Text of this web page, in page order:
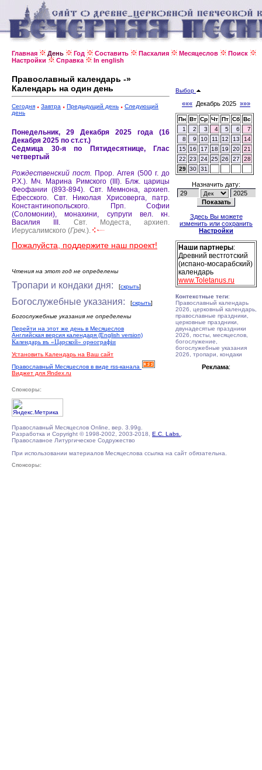
Главная День Год Составить Пасхалия Месяцеслов
Поиск
Настройки
Справка In english
Православный календарь -»
Календарь на один день
Сегодня Завтра Предыдущий день
Следующий
день
Понедельник, 29 Декабря 2025 года (16
Декабря 2025 по ст.ст.)
Седмица 30-я по Пятидесятнице, Глас
четвертый
Рождественский пост. Прор. Аггея (500 г. до
Р.Х.). Мч. Марина Римского (III). Блж. царицы
Феофании (893-894). Свт. Мемнона, архиеп.
Ефесского. Свт. Николая Хрисоверга, патр.
Константинопольского.
Прп. Софии
(Соломонии), монахини, супруги вел. кн.
Василия III. Свт. Модеста, архиеп.
Иерусалимского (Греч.).
Пожалуйста, поддержите наш проект!
Чтения на этот год не определены
Тропари и кондаки дня: [скрыть]
Богослужебные указания: [скрыть]
Богослужебные указания не определены
Перейти на этот же день в Месяцеслов
Английская версия календаря (English version)
Календарь въ «Царской» орѳографiи
Установить Календарь на Ваш сайт
Православный Месяцеслов в виде rss-канала
Виджет для Яndex.ru
Выбор
««« Декабрь 2025 »»»
Пн Вт Ср Чт Пт Сб Вс
1
2 3 4 5 6
7
8
9 10 11 12 13
14
15
16 17 18 19 20
21
22
23 24 25 26 27
28
29 30 31
Назначить дату:
Здесь Вы можете
изменить или сохранить
Настройки
Наши партнеры:
Древний вестготский
(испано-мосарабский)
календарь
www.Toletanus.ru
Контекстные теги:
Православный календарь
2026, церковный календарь,
православные праздники,
церковные праздники,
двунадесятые праздники
2026, посты, месяцеслов,
богослужение,
богослужебные указания
2026, тропари, кондаки
Реклама:
Спонсоры:
Православный Месяцеслов Online, вер. 3.99g.
Разработка и Copyright © 1998-2002, 2003-2018, E.C. Labs.
Православное Литургическое Содружество
При использовании материалов Месяцеслова ссылка на сайт обязательна.
Спонсоры: